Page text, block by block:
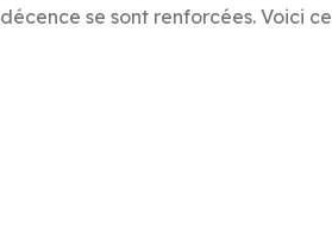
se sont renforcées. Voici ce